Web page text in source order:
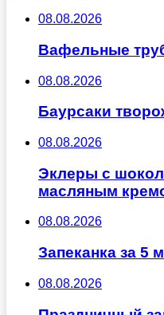
08.08.2026
Вафельные
08.08.2026
Баурсаки
08.08.2026
Эклеры с
масляным
08.08.2026
Запеканка за 5
08.08.2026